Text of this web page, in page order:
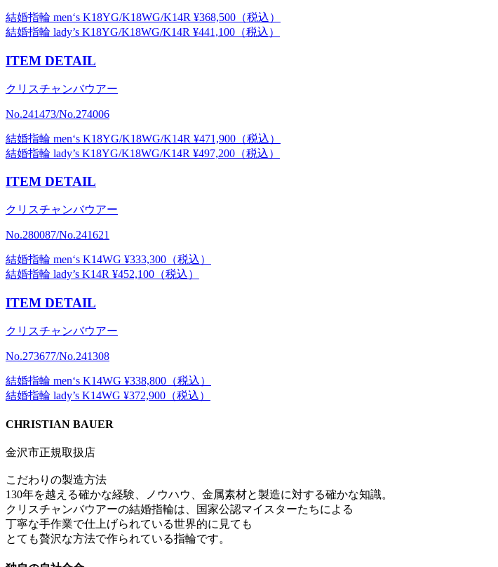
結婚指輪 men‘s K18YG/K18WG/K14R ¥368,500（税込）
結婚指輪 lady’s K18YG/K18WG/K14R ¥441,100（税込）
ITEM DETAIL
クリスチャンバウアー
No.241473/No.274006
結婚指輪 men‘s K18YG/K18WG/K14R ¥471,900（税込）
結婚指輪 lady’s K18YG/K18WG/K14R ¥497,200（税込）
ITEM DETAIL
クリスチャンバウアー
No.280087/No.241621
結婚指輪 men‘s K14WG ¥333,300（税込）
結婚指輪 lady’s K14R ¥452,100（税込）
ITEM DETAIL
クリスチャンバウアー
No.273677/No.241308
結婚指輪 men‘s K14WG ¥338,800（税込）
結婚指輪 lady’s K14WG ¥372,900（税込）
CHRISTIAN BAUER
金沢市正規取扱店
​こだわりの製造方法
130年を越える確かな経験、ノウハウ、金属素材と製造に対する確かな知識。
​クリスチャンバウアーの結婚指輪は、国家公認マイスターたちによる
丁寧な手作業で仕上げられている世界的に見ても
とても贅沢な方法で作られている指輪です。